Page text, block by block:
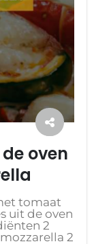
oven
tomaat
uit de oven
2
2